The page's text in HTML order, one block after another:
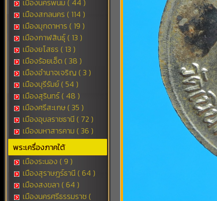
เมืองนครพนม ( 44 )
เมืองสกลนคร ( 114 )
เมืองมุกดาหาร ( 19 )
เมืองกาฬสินธุ์ ( 13 )
เมืองยโสธร ( 13 )
เมืองร้อยเอ็ด ( 38 )
เมืองอำนาจเจริญ ( 3 )
เมืองบุรีรัมย์ ( 54 )
เมืองสุรินทร์ ( 48 )
เมืองศรีสะเกษ ( 35 )
เมืองอุบลราชธานี ( 72 )
เมืองมหาสารคาม ( 36 )
พระเครื่องภาคใต้
เมืองระนอง ( 9 )
เมืองสุราษฎร์ธานี ( 64 )
เมืองสงขลา ( 64 )
เมืองนครศรีธรรมราช (